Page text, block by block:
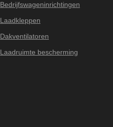
Bedrijfswageninrichtingen
Laadkleppen
Dakventilatoren
Laadruimte bescherming